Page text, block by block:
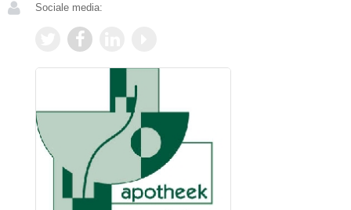
Sociale media: